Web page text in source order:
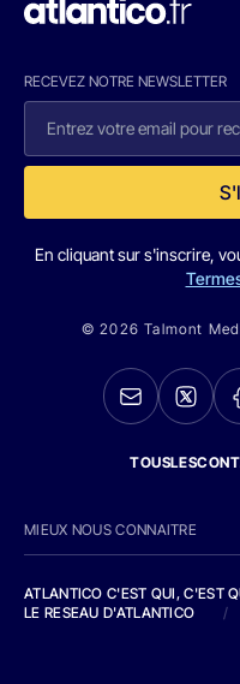
RECEVEZ NOTRE NEWSLETTER
En cliquant sur s'inscrire,
© 2026 Talmont
MIEUX NOUS CONNAITRE
ATLANTICO C'EST QUI, C'EST
LE RESEAU D'ATLANTICO
/